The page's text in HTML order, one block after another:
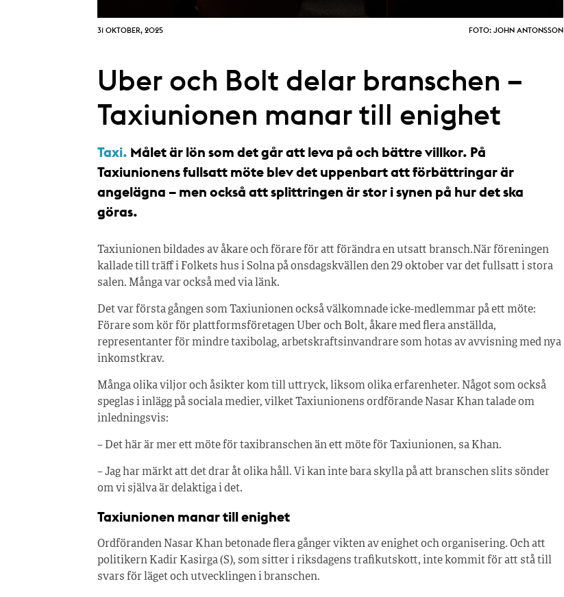
31 OKTOBER, 2025 FOTO: JOHN ANTONSSON
Uber och Bolt delar branschen –
Taxiunionen manar till enighet
Taxi. Målet är lön som det går att leva på och bättre villkor. På
Taxiunionens fullsatt möte blev det uppenbart att förbättringar är
angelägna – men också att splittringen är stor i synen på hur det ska
göras.
Taxiunionen bildades av åkare och förare för att förändra en utsatt bransch.När föreningen
kallade till träff i Folkets hus i Solna på onsdagskvällen den 29 oktober var det fullsatt i stora
salen. Många var också med via länk.
Det var första gången som Taxiunionen också välkomnade icke-medlemmar på ett möte:
Förare som kör för plattformsföretagen Uber och Bolt, åkare med flera anställda,
representanter för mindre taxibolag, arbetskraftsinvandrare som hotas av avvisning med nya
inkomstkrav.
Många olika viljor och åsikter kom till uttryck, liksom olika erfarenheter. Något som också
speglas i inlägg på sociala medier, vilket Taxiunionens ordförande Nasar Khan talade om
inledningsvis:
– Det här är mer ett möte för taxibranschen än ett möte för Taxiunionen, sa Khan.
– Jag har märkt att det drar åt olika håll. Vi kan inte bara skylla på att branschen slits sönder
om vi själva är delaktiga i det.
Taxiunionen manar till enighet
Ordföranden Nasar Khan betonade flera gånger vikten av enighet och organisering. Och att
politikern Kadir Kasirga (S), som sitter i riksdagens trafikutskott, inte kommit för att stå till
svars för läget och utvecklingen i branschen.